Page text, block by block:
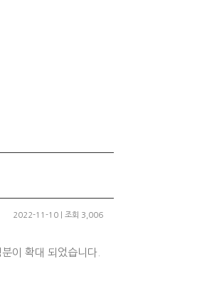
2022-11-10 | 조회 3,006
이 확대 되었습니다.